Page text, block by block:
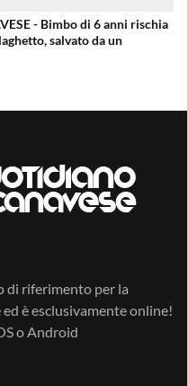
- Bimbo di 6 anni rischia
salvato da un
di riferimento per la
è esclusivamente online!
oAndroid